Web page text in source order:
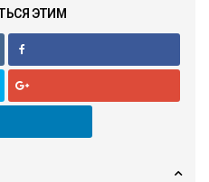
ЭТИМ